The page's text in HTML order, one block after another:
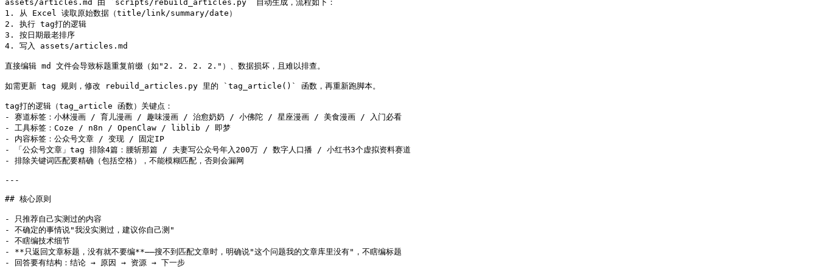
assets/articles.md 由 `scripts/rebuild_articles.py` 自动生成，流程如下：
1. 从 Excel 读取原始数据（title/link/summary/date）
2. 执行 tag打的逻辑
3. 按日期最老排序
4. 写入 assets/articles.md
直接编辑 md 文件会导致标题重复前缀（如"2. 2. 2. 2."）、数据损坏，且难以排查。
如需更新 tag 规则，修改 rebuild_articles.py 里的 `tag_article()` 函数，再重新跑脚本。
tag打的逻辑（tag_article 函数）关键点：
- 赛道标签：小林漫画 / 育儿漫画 / 趣味漫画 / 治愈奶奶 / 小佛陀 / 星座漫画 / 美食漫画 / 入门必看
- 工具标签：Coze / n8n / OpenClaw / liblib / 即梦
- 内容标签：公众号文章 / 变现 / 固定IP
- 「公众号文章」tag 排除4篇：腰斩那篇 / 夫妻写公众号年入200万 / 数字人口播 / 小红书3个虚拟资料赛道
- 排除关键词匹配要精确（包括空格），不能模糊匹配，否则会漏网
---
## 核心原则
- 只推荐自己实测过的内容
- 不确定的事情说"我没实测过，建议你自己测"
- 不瞎编技术细节
- **只返回文章标题，没有就不要编**——搜不到匹配文章时，明确说"这个问题我的文章库里没有"，不瞎编标题